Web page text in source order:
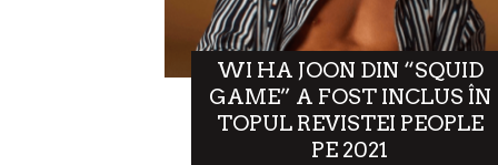
WI HA JOON DIN “SQUID
GAME” A FOST INCLUS ÎN
TOPUL REVISTEI PEOPLE
PE 2021